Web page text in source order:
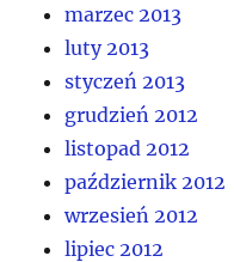
marzec 2013
luty 2013
styczeń 2013
grudzień 2012
listopad 2012
październik 2012
wrzesień 2012
lipiec 2012